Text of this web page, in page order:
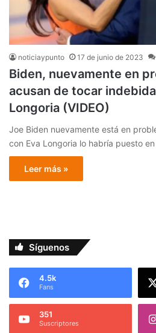
noticiaypunto 17 de junio de 2023
Biden, nuevamente en
acusan de tocar
Longoria (VIDEO)
Joe Biden nuevamente está en
con Eva Longoria lo habría puesto
Leer más »
Síguenos
4.5k
Fans
351
Suscriptores